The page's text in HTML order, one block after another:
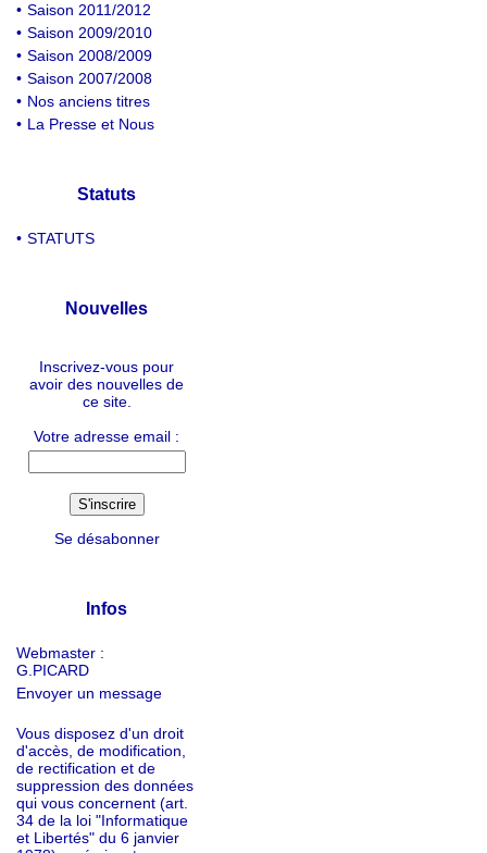
• Saison 2011/2012
• Saison 2009/2010
• Saison 2008/2009
• Saison 2007/2008
• Nos anciens titres
• La Presse et Nous
Statuts
• STATUTS
Nouvelles
Inscrivez-vous pour
avoir des nouvelles de
ce site.
Votre adresse email :
Se désabonner
Infos
Webmaster :
G.PICARD
Envoyer un message
Vous disposez d'un droit
d'accès, de modification,
de rectification et de
suppression des données
qui vous concernent (art.
34 de la loi "Informatique
et Libertés" du 6 janvier